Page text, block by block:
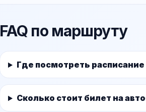
FAQ по маршруту
Где посмотреть
Сколько стоит билет на